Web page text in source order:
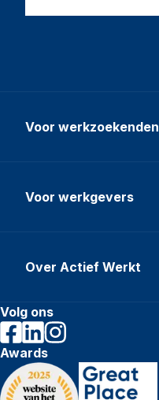
Voor werkzoekenden
Voor werkgevers
Over Actief Werkt
Volg ons
Awards